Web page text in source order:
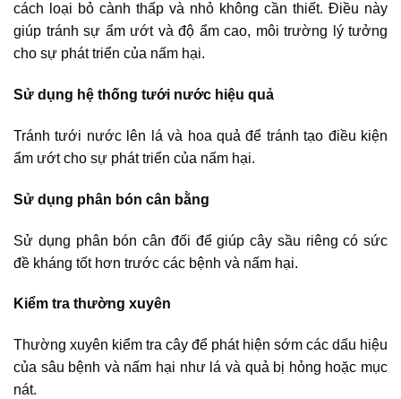
cách loại bỏ cành thấp và nhỏ không cần thiết. Điều này
giúp tránh sự ẩm ướt và độ ẩm cao, môi trường lý tưởng
cho sự phát triển của nấm hại.
Sử dụng hệ thống tưới nước hiệu quả
Tránh tưới nước lên lá và hoa quả để tránh tạo điều kiện
ẩm ướt cho sự phát triển của nấm hại.
Sử dụng phân bón cân bằng
Sử dụng phân bón cân đối để giúp cây sầu riêng có sức
đề kháng tốt hơn trước các bệnh và nấm hại.
Kiểm tra thường xuyên
Thường xuyên kiểm tra cây để phát hiện sớm các dấu hiệu
của sâu bệnh và nấm hại như lá và quả bị hỏng hoặc mục
nát.